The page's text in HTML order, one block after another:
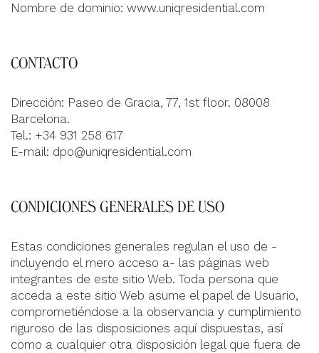
Nombre de dominio: www.uniqresidential.com
CONTACTO
Dirección: Paseo de Gracia, 77, 1st floor. 08008
Barcelona.
Tel.: +34 931 258 617
E-mail: dpo@uniqresidential.com
CONDICIONES GENERALES DE USO
Estas condiciones generales regulan el uso de -
incluyendo el mero acceso a- las páginas web
integrantes de este sitio Web. Toda persona que
acceda a este sitio Web asume el papel de Usuario,
comprometiéndose a la observancia y cumplimiento
riguroso de las disposiciones aquí dispuestas, así
como a cualquier otra disposición legal que fuera de